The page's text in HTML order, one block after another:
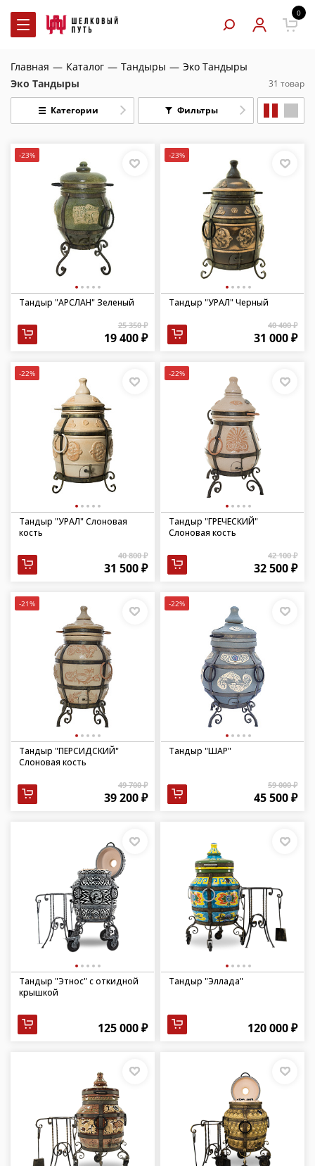
0
Главная — Каталог — Тандыры — Эко Тандыры
Эко Тандыры
31 товар
Категории Фильтры
-23%
Тандыр "АРСЛАН" Зеленый
25 350 ₽
19 400 ₽
-23%
Тандыр "УРАЛ" Черный
40 400 ₽
31 000 ₽
-22%
Тандыр "УРАЛ" Слоновая
кость
40 800 ₽
31 500 ₽
-22%
Тандыр "ГРЕЧЕСКИЙ"
Слоновая кость
42 100 ₽
32 500 ₽
-21%
Тандыр "ПЕРСИДСКИЙ"
Слоновая кость
49 700 ₽
39 200 ₽
-22%
Тандыр "ШАР"
59 000 ₽
45 500 ₽
Тандыр "Этнос" с откидной
крышкой
125 000 ₽
Тандыр "Эллада"
120 000 ₽